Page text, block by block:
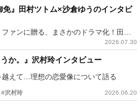
免』田村ツトム×沙倉ゆうのインタビ
2026.07.30
うか。』沢村玲インタビュー
えて…理想の恋愛像について語る
#沢村玲 2026.06.20